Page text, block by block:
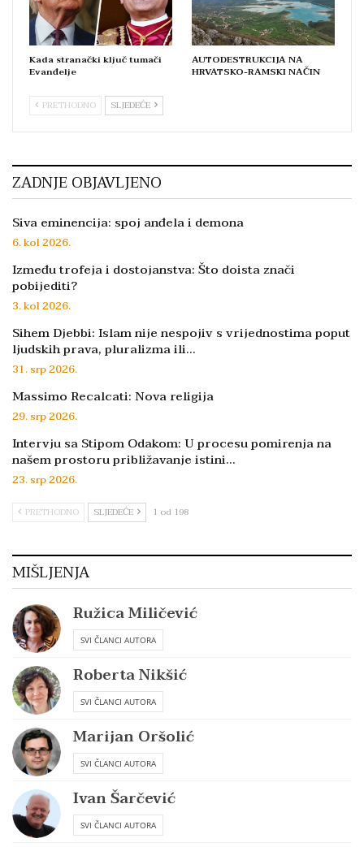
Kada stranački ključ tumači
Evanđelje
AUTODESTRUKCIJA NA
HRVATSKO-RAMSKI NAČIN
PRETHODNO SLJEDEĆE
ZADNJE OBJAVLJENO
Siva eminencija: spoj anđela i demona
6. kol 2026.
Između trofeja i dostojanstva: Što doista znači
pobijediti?
3. kol 2026.
Sihem Djebbi: Islam nije nespojiv s vrijednostima poput
ljudskih prava, pluralizma ili…
31. srp 2026.
Massimo Recalcati: Nova religija
29. srp 2026.
Intervju sa Stipom Odakom: U procesu pomirenja na
našem prostoru približavanje istini…
23. srp 2026.
PRETHODNO SLJEDEĆE 1 od 198
MIŠLJENJA
Ružica Miličević
SVI ČLANCI AUTORA
Roberta Nikšić
SVI ČLANCI AUTORA
Marijan Oršolić
SVI ČLANCI AUTORA
Ivan Šarčević
SVI ČLANCI AUTORA